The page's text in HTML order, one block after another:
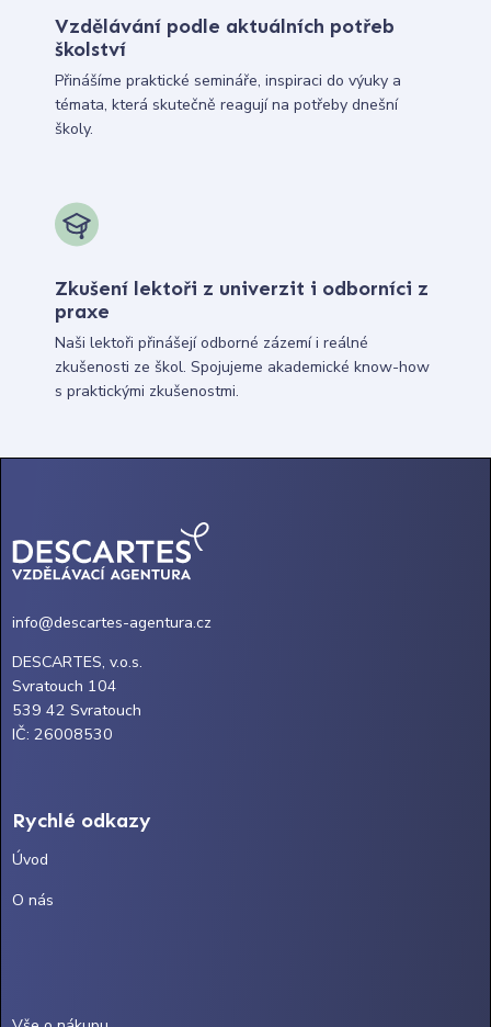
Vzdělávání podle aktuálních potřeb
školství
Přinášíme praktické semináře, inspiraci do výuky a
témata, která skutečně reagují na potřeby dnešní
školy.
Zkušení lektoři z univerzit i odborníci z
praxe
Naši lektoři přinášejí odborné zázemí i reálné
zkušenosti ze škol. Spojujeme akademické know-how
s praktickými zkušenostmi.
info@descartes-agentura.cz
DESCARTES, v.o.s.
Svratouch 104
539 42 Svratouch
IČ: 26008530
Rychlé odkazy
Úvod
O nás